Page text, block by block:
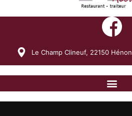
Le Champ Clineuf, 22150 Hénon